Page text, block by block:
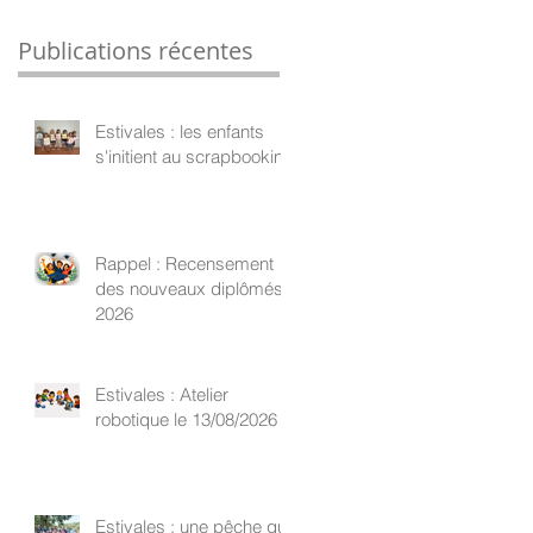
Publications récentes
Estivales : les enfants
s'initient au scrapbooking
Rappel : Recensement
des nouveaux diplômés
2026
Estivales : Atelier
robotique le 13/08/2026
Estivales : une pêche qui